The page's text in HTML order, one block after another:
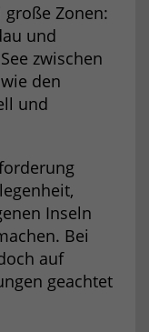
Zonen:
und
zwischen
den
und
Inseln
Bei
auf
geachtet